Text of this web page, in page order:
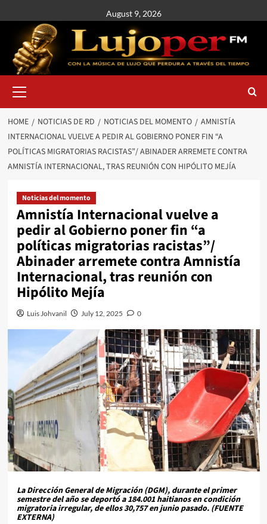
August 9, 2026
HOME NOTICIAS DE RD NOTICIAS DEL MOMENTO
AMNISTÍA
INTERNACIONAL VUELVE A PEDIR AL GOBIERNO PONER FIN “A
POLÍTICAS MIGRATORIAS RACISTAS”/ ABINADER ARREMETE CONTRA
AMNISTÍA INTERNACIONAL, TRAS REUNIÓN CON HIPÓLITO MEJÍA
Noticias del momento
Amnistía Internacional vuelve a
pedir al Gobierno poner fin “a
políticas migratorias racistas”/
Abinader arremete contra Amnistía
Internacional, tras reunión con
Hipólito Mejía
Luis Johvanil July 12, 2025 0
La Dirección General de Migración (DGM), durante el primer
semestre del año se deportó a 184.001 haitianos en condición
migratoria irregular, de ellos 30,757 en junio pasado. (FUENTE
EXTERNA)